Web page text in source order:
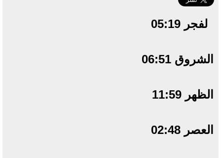
لفجر 05:19
الشروق 06:51
الظهر 11:59
العصر 02:48